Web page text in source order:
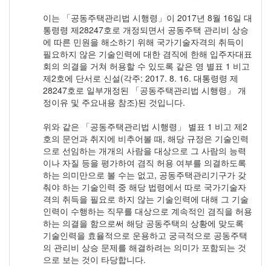
이는 「공동주택관리법 시행령」이 2017년 8월 16일 대
통령령 제28247호로 개정되면서 공동주택 관리비 상승
에 따른 민원을 해소하기 위해 국가기술자격의 취득이
필요하지 않은 기술인력에 대한 겸직에 한해 입주자대표
회의 의결을 거쳐 허용할 수 있도록 같은 영 별표 1 비고
제2호에 단서로 신설(각주: 2017. 8. 16. 대통령령 제
28247호로 일부개정된 「공동주택관리법 시행령」 개
정이유 및 주요내용 참조)된 것입니다.
위와 같은 「공동주택관리법 시행령」 별표 1 비고 제2
호의 문언과 취지에 비추어볼 때, 해당 규정은 기술인력
으로 선임하는 개개의 사람을 대상으로 그 사람의 능력
이나 자질 등을 평가하여 겸직 허용 여부를 의결하도록
하는 의미만으로 볼 수는 없고, 공동주택관리기구가 갖
춰야 하는 기술인력 중 해당 법령에서 따로 국가기술자
격의 취득을 필요로 하지 않는 기술인력에 대해 그 기술
인력이 수행하는 직무를 대상으로 계속적인 겸직을 허용
하는 의결을 함으로써 해당 공동주택의 상황에 맞도록
기술인력을 효율적으로 운용하고 궁극적으로 공동주택
의 관리비 상승 문제를 해결하려는 의미가 포함되는 것
으로 보는 것이 타당합니다.